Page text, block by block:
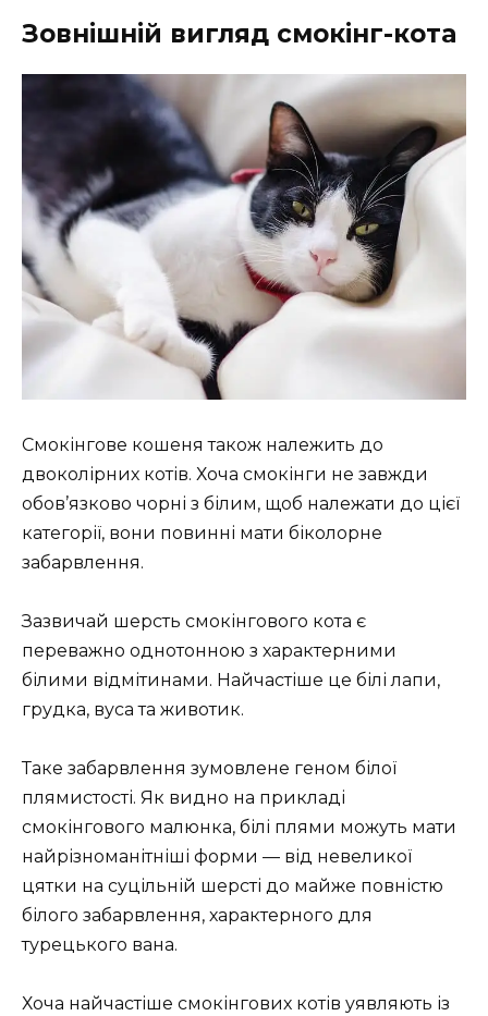
Зовнішній вигляд смокінг-кота
Смокінгове кошеня також належить до
двоколірних котів. Хоча смокінги не завжди
обов’язково чорні з білим, щоб належати до цієї
категорії, вони повинні мати біколорне
забарвлення.
Зазвичай шерсть смокінгового кота є
переважно однотонною з характерними
білими відмітинами. Найчастіше це білі лапи,
грудка, вуса та животик.
Таке забарвлення зумовлене геном білої
плямистості. Як видно на прикладі
смокінгового малюнка, білі плями можуть мати
найрізноманітніші форми — від невеликої
цятки на суцільній шерсті до майже повністю
білого забарвлення, характерного для
турецького вана.
Хоча найчастіше смокінгових котів уявляють із